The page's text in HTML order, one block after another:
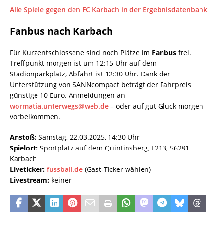
Alle Spiele gegen den FC Karbach in der Ergebnisdatenbank
Fanbus nach Karbach
Für Kurzentschlossene sind noch Plätze im Fanbus frei.
Treffpunkt morgen ist um 12:15 Uhr auf dem
Stadionparkplatz, Abfahrt ist 12:30 Uhr. Dank der
Unterstützung von SANNcompact beträgt der Fahrpreis
günstige 10 Euro. Anmeldungen an
wormatia.unterwegs@web.de – oder auf gut Glück morgen
vorbeikommen.
Anstoß: Samstag, 22.03.2025, 14:30 Uhr
Spielort: Sportplatz auf dem Quintinsberg, L213, 56281
Karbach
Liveticker: fussball.de (Gast-Ticker wählen)
Livestream: keiner